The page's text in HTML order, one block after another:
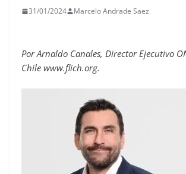
31/01/2024 Marcelo Andrade Saez
Por Arnaldo Canales, Director Ejecutivo
Chile www.flich.org.